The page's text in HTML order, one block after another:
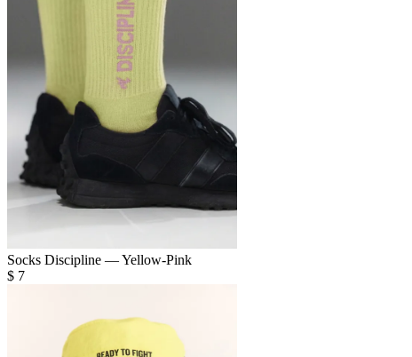
Socks Discipline — Yellow-Pink
$ 7